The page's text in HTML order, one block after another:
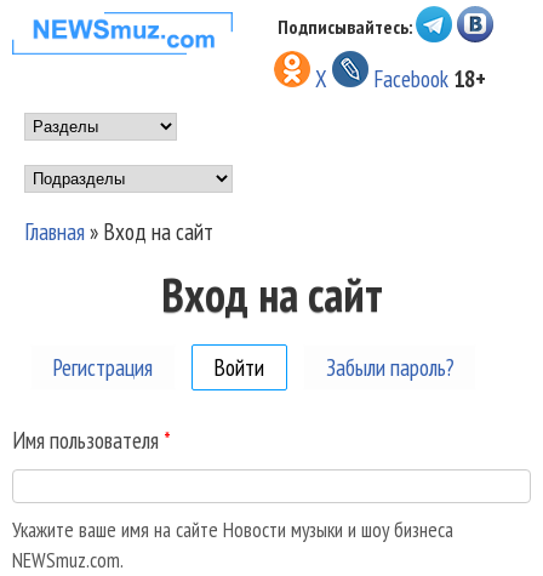
Перейти к основному
содержанию
НОВОСТИ
МУЗЫКИ И
ШОУ БИЗНЕСА
NEWSMUZ.COM
Подписывайтесь:
X Facebook 18+
Main menu
Подразделы
Вы здесь
Главная» Вход на сайт
Вход на сайт
Регистрация Войти (активная вкладка)
Забыли пароль?
Имя пользователя *
Укажите ваше имя на сайте Новости музыки и шоу бизнеса
NEWSmuz.com.